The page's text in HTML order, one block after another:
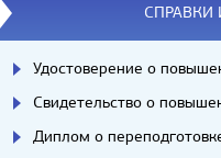
СПРАВКИ
Удостоверение о
Свидетельство о
Диплом о